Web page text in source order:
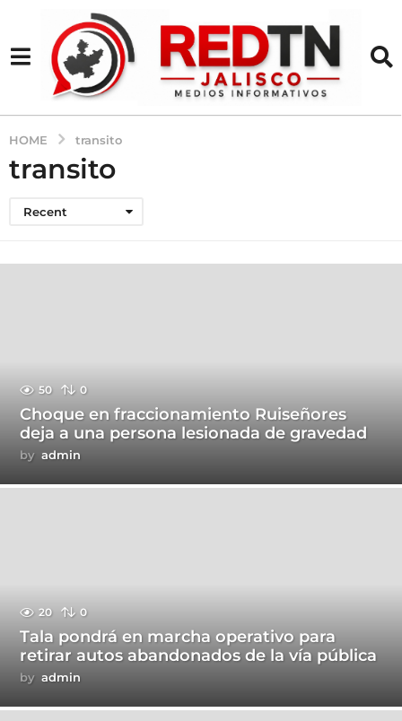
HOME transito
transito
Recent
50 0
Choque en fraccionamiento Ruiseñores
deja a una persona lesionada de gravedad
by admin
20 0
Tala pondrá en marcha operativo para
retirar autos abandonados de la vía pública
by admin